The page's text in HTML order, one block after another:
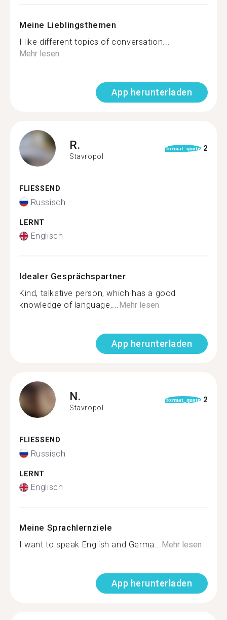
Meine Lieblingsthemen
I like different topics of conversation...
Mehr lesen
App herunterladen
R.
Stavropol
format_quote 2
FLIESSEND
Russisch
LERNT
Englisch
Idealer Gesprächspartner
Kind, talkative person, which has a good
knowledge of language,...Mehr lesen
App herunterladen
N.
Stavropol
format_quote 2
FLIESSEND
Russisch
LERNT
Englisch
Meine Sprachlernziele
I want to speak English and Germa...Mehr lesen
App herunterladen